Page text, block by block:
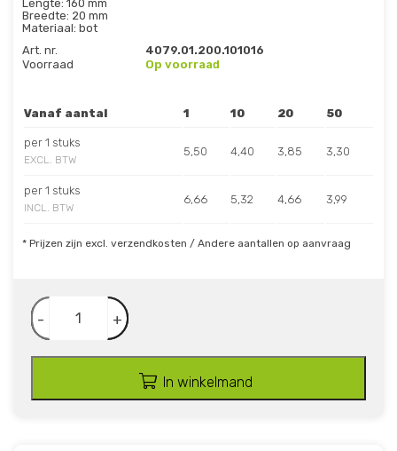
Lengte: 160 mm
Breedte: 20 mm
Materiaal: bot
Art. nr.
4079.01.200.101016
Voorraad
Op voorraad
Vanaf aantal 1 10 20 50
per 1 stuks
EXCL. BTW
5,50 4,40 3,85 3,30
per 1 stuks
INCL. BTW
6,66 5,32 4,66 3,99
* Prijzen zijn excl. verzendkosten / Andere aantallen op aanvraag
- +
In winkelmand